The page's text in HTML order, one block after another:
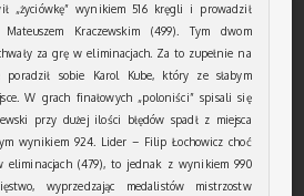
„życiówkę” wynikiem 516 kręgli i prowadził
Kraczewskim (499). Tym dwom
za grę w eliminacjach. Za to zupełnie na
sobie Karol Kube, który ze słabym
W grach finałowych „poloniści” spisali się
przy dużej ilości błędów spadł z miejsca
wynikiem 924. Lider – Filip Łochowicz choć
eliminacjach (479), to jednak z wynikiem 990
wyprzedzając medalistów mistrzostw